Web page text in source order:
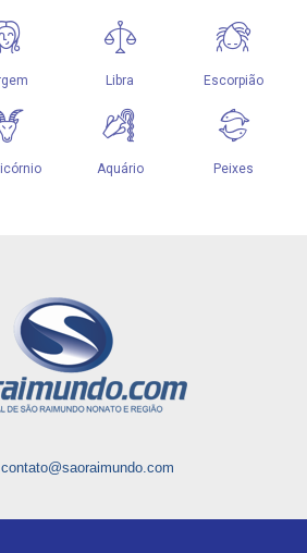
contato@saoraimundo.com